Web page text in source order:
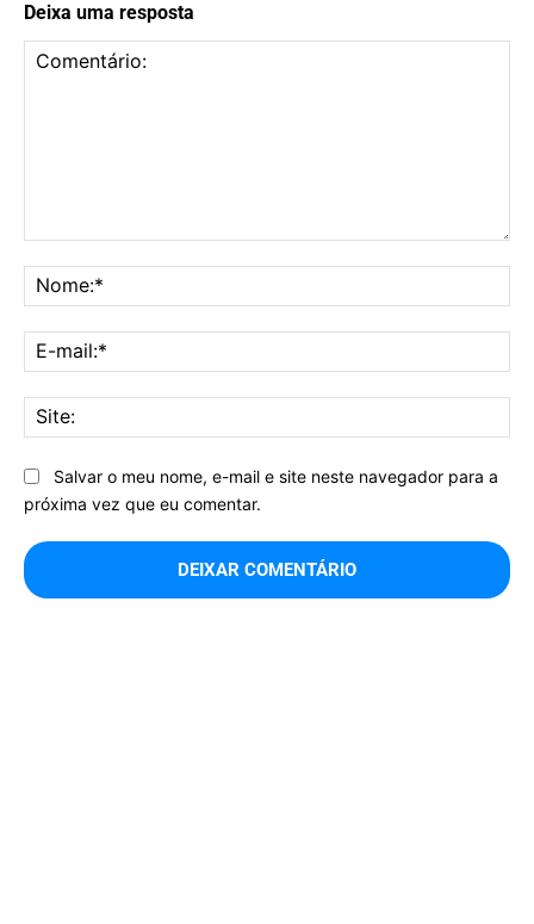
Deixa uma resposta
Salvar o meu nome, e-mail e site neste navegador para a
próxima vez que eu comentar.